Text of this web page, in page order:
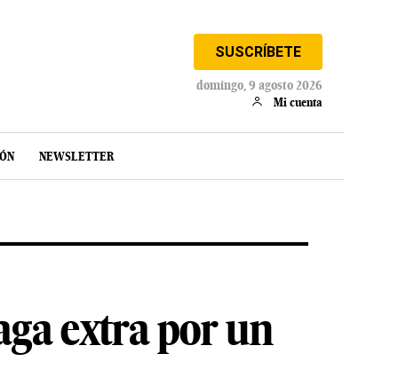
SUSCRÍBETE
domingo, 9 agosto 2026
Mi cuenta
NEWSLETTER
extra por un